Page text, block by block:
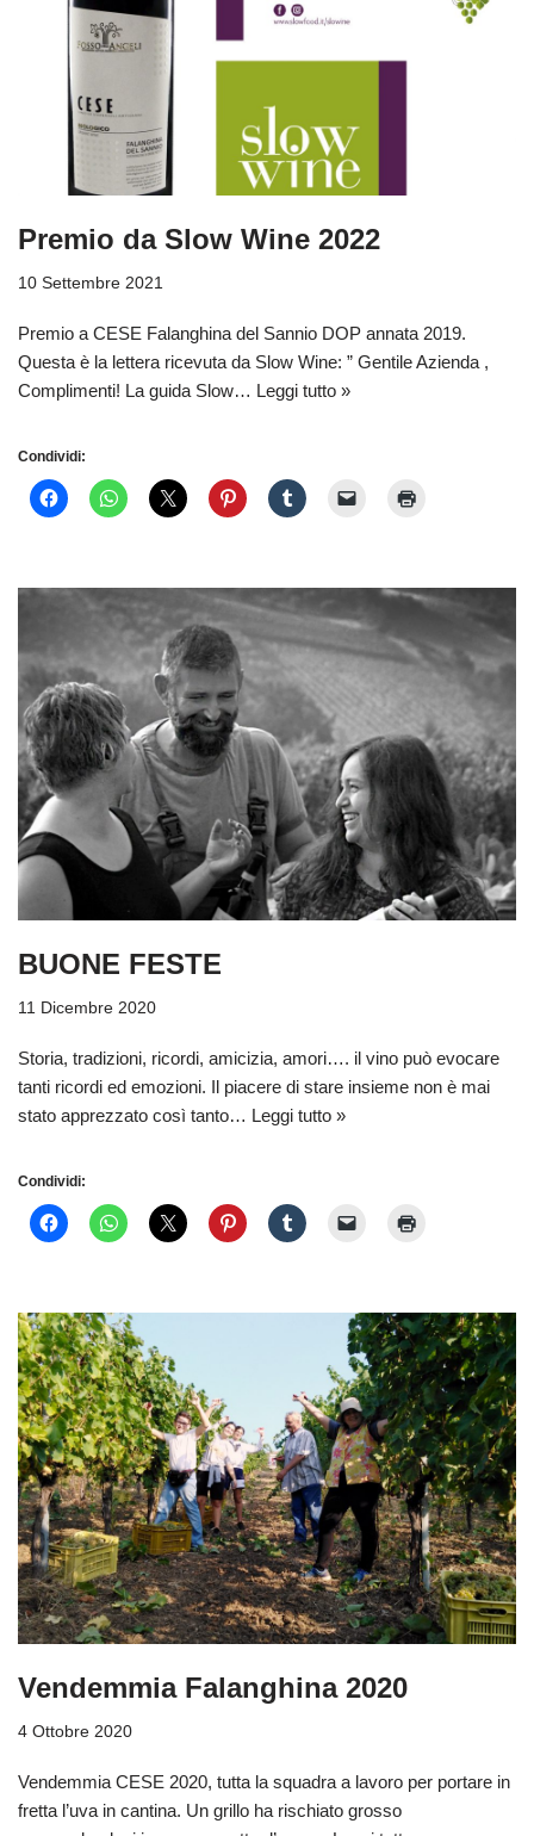
Premio da Slow Wine 2022
10 Settembre 2021
Premio a CESE Falanghina del Sannio DOP annata 2019.
Questa è la lettera ricevuta da Slow Wine: ” Gentile Azienda ,
Complimenti! La guida Slow… Leggi tutto »
Condividi:
BUONE FESTE
11 Dicembre 2020
Storia, tradizioni, ricordi, amicizia, amori…. il vino può evocare
tanti ricordi ed emozioni. Il piacere di stare insieme non è mai
stato apprezzato così tanto… Leggi tutto »
Condividi:
Vendemmia Falanghina 2020
4 Ottobre 2020
Vendemmia CESE 2020, tutta la squadra a lavoro per portare in
fretta l’uva in cantina. Un grillo ha rischiato grosso